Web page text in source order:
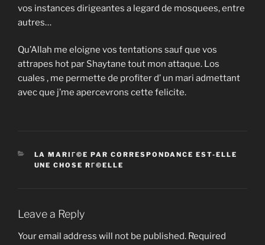
vos instances dirigeantes a legard de mosquees, entre
autres…
Qu’Allah me eloigne vos tentations sauf que vos
attrapes hot par Shaytane tout mon attaque. Los
cuales , me permette de profiter d’ un mari admettant
avec que j’me apercevrons cette felicite.
CATEGORIES
LA MARIГ©E PAR CORRESPONDANCE EST-ELLE
UNE CHOSE RГ©ELLE
Leave a Reply
Your email address will not be published. Required